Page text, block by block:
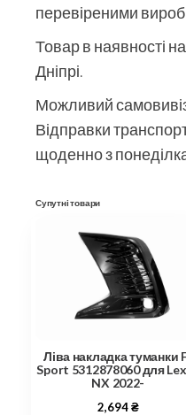
перевіреними
Товар в наявності
Дніпрі.
Можливий
Відправки
щоденно з
Супутні товари
Ліва накладка туманки
Sport 5312878060 для
NX 2022-
2,694₴